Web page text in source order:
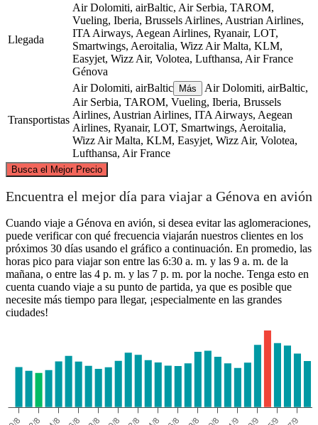
Llegada
Air Dolomiti, airBaltic, Air Serbia, TAROM,
Vueling, Iberia, Brussels Airlines, Austrian Airlines,
ITA Airways, Aegean Airlines, Ryanair, LOT,
Smartwings, Aeroitalia, Wizz Air Malta, KLM,
Easyjet, Wizz Air, Volotea, Lufthansa, Air France
Génova
Transportistas
Air Dolomiti, airBaltic Más
Air Dolomiti, airBaltic,
Air Serbia, TAROM, Vueling, Iberia, Brussels
Airlines, Austrian Airlines, ITA Airways, Aegean
Airlines, Ryanair, LOT, Smartwings, Aeroitalia,
Wizz Air Malta, KLM, Easyjet, Wizz Air, Volotea,
Lufthansa, Air France
Busca el Mejor Precio
Treviso
©CARTO
Encuentra el mejor día para viajar a Génova en avión
Cuando viaje a Génova en avión, si desea evitar las aglomeraciones,
puede verificar con qué frecuencia viajarán nuestros clientes en los
próximos 30 días usando el gráfico a continuación. En promedio, las
horas pico para viajar son entre las 6:30 a. m. y las 9 a. m. de la
mañana, o entre las 4 p. m. y las 7 p. m. por la noche. Tenga esto en
cuenta cuando viaje a su punto de partida, ya que es posible que
necesite más tiempo para llegar, ¡especialmente en las grandes
ciudades!